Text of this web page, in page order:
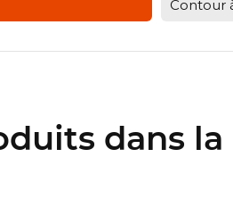
Contour
dans